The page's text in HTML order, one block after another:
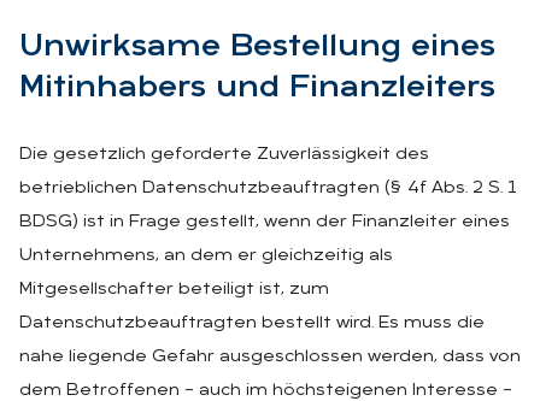
Un­wirk­sa­me Be­stel­lung ei­nes
Mit­in­ha­bers und Fi­nanz­lei­ters
Die gesetzlich geforderte Zuverlässigkeit des
betrieblichen Datenschutzbeauftragten (§ 4f Abs. 2 S. 1
BDSG) ist in Frage gestellt, wenn der Finanzleiter eines
Unternehmens, an dem er gleichzeitig als
Mitgesellschafter beteiligt ist, zum
Datenschutzbeauftragten bestellt wird. Es muss die
nahe liegende Gefahr ausgeschlossen werden, dass von
dem Betroffenen – auch im höchsteigenen Interesse –